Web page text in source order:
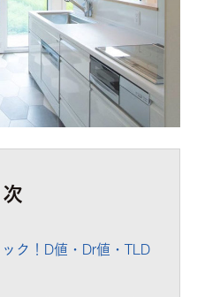
ク！D値・Dr値・TLD